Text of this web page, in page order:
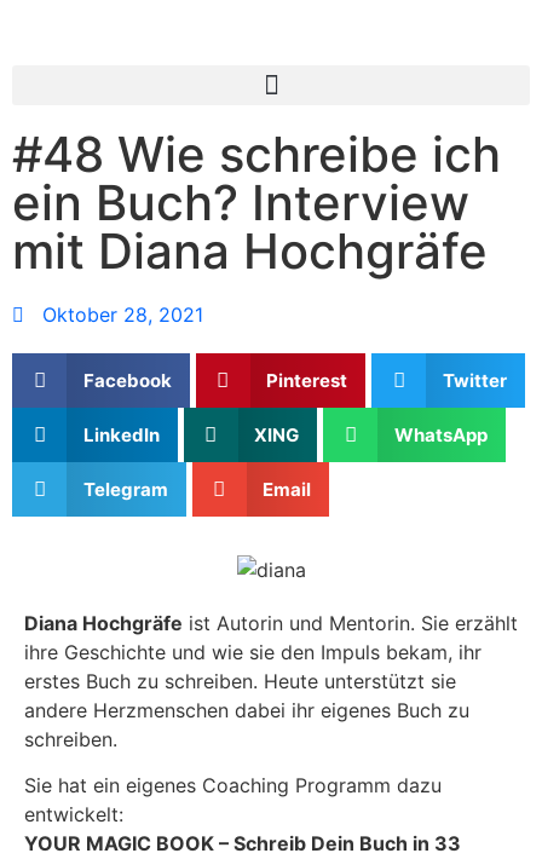
#48 Wie schreibe ich
ein Buch? Interview
mit Diana Hochgräfe
Oktober 28, 2021
Facebook Pinterest Twitter
LinkedIn XING WhatsApp
Telegram Email
Diana Hochgräfe ist Autorin und Mentorin. Sie erzählt
ihre Geschichte und wie sie den Impuls bekam, ihr
erstes Buch zu schreiben. Heute unterstützt sie
andere Herzmenschen dabei ihr eigenes Buch zu
schreiben.
Sie hat ein eigenes Coaching Programm dazu
entwickelt:
YOUR MAGIC BOOK – Schreib Dein Buch in 33